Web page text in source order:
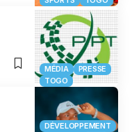
MÉDIA
PRESSE
TOGO
DÉVELOPPEMENT